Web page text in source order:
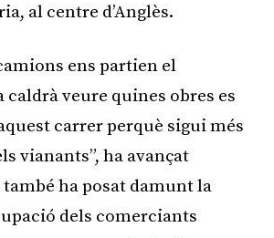
al centre d’Anglès.
ens partien el
veure quines obres es
carrer perquè sigui més
vianants”, ha avançat
ha posat damunt la
dels comerciants